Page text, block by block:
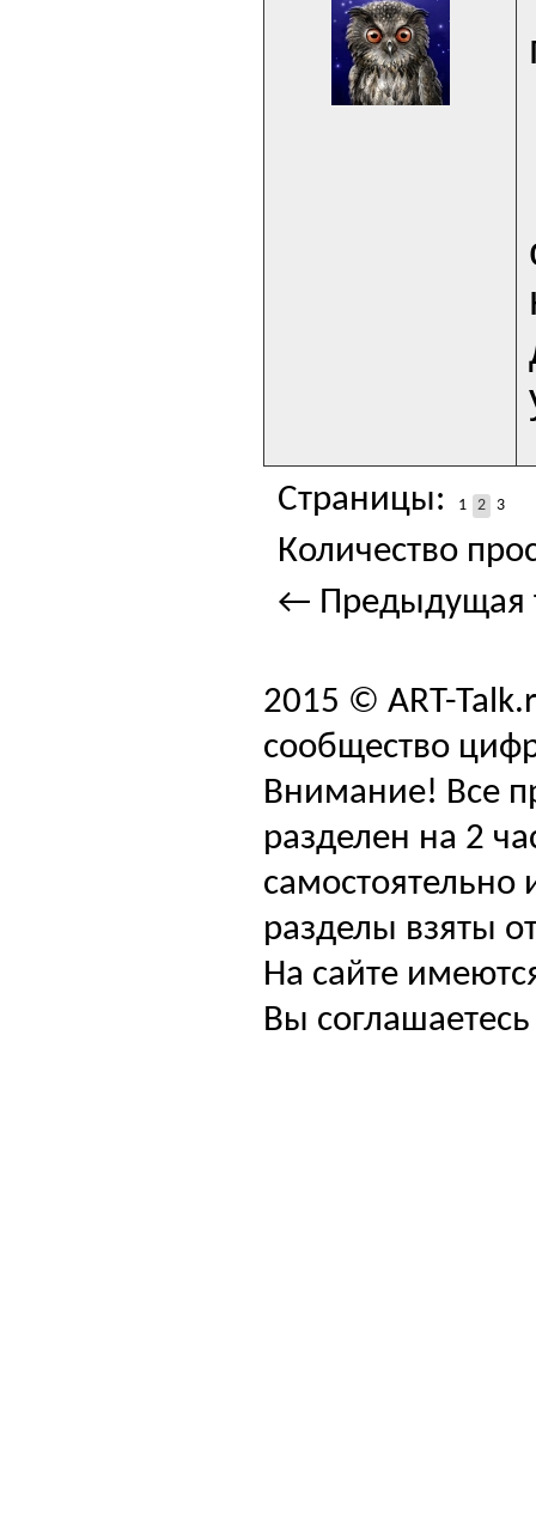
Страницы: 1 2 3
Количество
← Предыдущая
2015 © ART-
сообщество
Внимание! Все
разделен на 2
самостоятельно
разделы взяты
На сайте
Вы